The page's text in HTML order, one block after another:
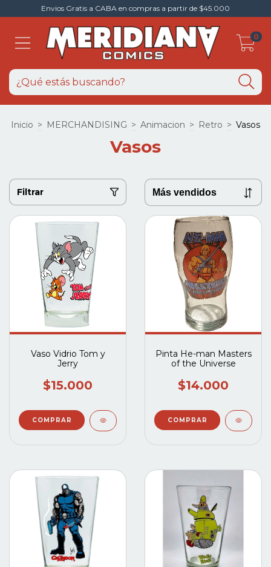
Envios Gratis a CABA en compras a partir de $45.000
0
Inicio > MERCHANDISING > Animacion > Retro > Vasos
Vasos
Filtrar
Vaso Vidrio Tom y
Jerry
$15.000
Pinta He-man Masters
of the Universe
$14.000